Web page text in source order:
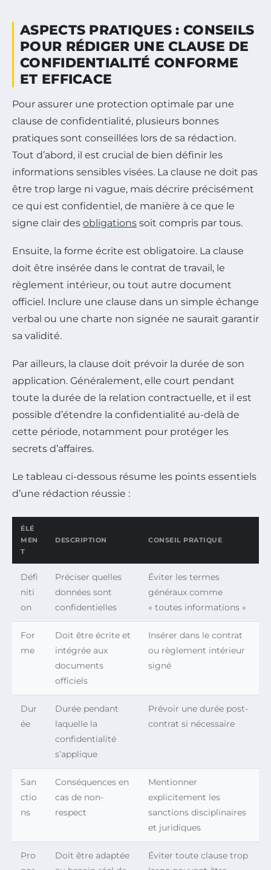
ASPECTS PRATIQUES : CONSEILS
POUR RÉDIGER UNE CLAUSE DE
CONFIDENTIALITÉ CONFORME
ET EFFICACE
Pour assurer une protection optimale par une
clause de confidentialité, plusieurs bonnes
pratiques sont conseillées lors de sa rédaction.
Tout d’abord, il est crucial de bien définir les
informations sensibles visées. La clause ne doit pas
être trop large ni vague, mais décrire précisément
ce qui est confidentiel, de manière à ce que le
signe clair des obligations soit compris par tous.
Ensuite, la forme écrite est obligatoire. La clause
doit être insérée dans le contrat de travail, le
règlement intérieur, ou tout autre document
officiel. Inclure une clause dans un simple échange
verbal ou une charte non signée ne saurait garantir
sa validité.
Par ailleurs, la clause doit prévoir la durée de son
application. Généralement, elle court pendant
toute la durée de la relation contractuelle, et il est
possible d’étendre la confidentialité au-delà de
cette période, notamment pour protéger les
secrets d’affaires.
Le tableau ci-dessous résume les points essentiels
d’une rédaction réussie :
ÉLÉ
MEN
T
DESCRIPTION CONSEIL PRATIQUE
Défi
niti
on
Préciser quelles
données sont
confidentielles
Éviter les termes
généraux comme
« toutes informations »
For
me
Doit être écrite et
intégrée aux
documents
officiels
Insérer dans le contrat
ou règlement intérieur
signé
Dur
ée
Durée pendant
laquelle la
confidentialité
s’applique
Prévoir une durée post-
contrat si nécessaire
San
ctio
ns
Conséquences en
cas de non-
respect
Mentionner
explicitement les
sanctions disciplinaires
et juridiques
Pro
Doit être adaptée
Éviter toute clause trop